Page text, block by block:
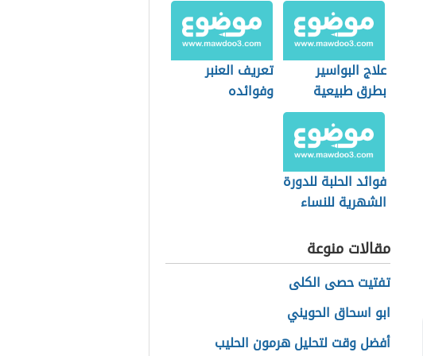
علاج البواسير
بطرق طبيعية
تعريف العنبر
وفوائده
فوائد الحلبة للدورة
الشهرية للنساء
مقالات منوعة
تفتيت حصى الكلى
ابو اسحاق الحويني
أفضل وقت لتحليل هرمون الحليب